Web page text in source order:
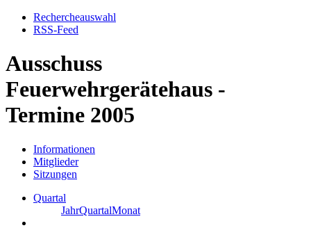
Rechercheauswahl
RSS-Feed
Ausschuss
Feuerwehrgerätehaus -
Termine 2005
Informationen
Mitglieder
Sitzungen
Quartal
JahrQuartalMonat